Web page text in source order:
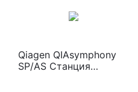
Qiagen QIAsymphony
SP/AS Станция